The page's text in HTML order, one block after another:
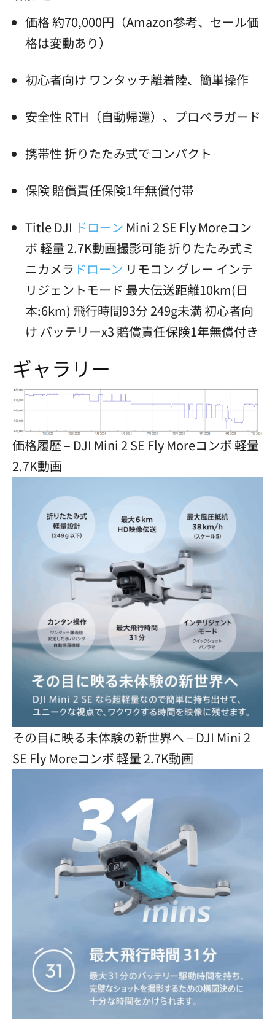
価格 約70,000円（Amazon参考、セール価
格は変動あり）
初心者向け ワンタッチ離着陸、簡単操作
安全性 RTH（自動帰還）、プロペラガード
携帯性 折りたたみ式でコンパクト
保険 賠償責任保険1年無償付帯
Title DJI ドローン Mini 2 SE Fly Moreコン
ボ 軽量 2.7K動画撮影可能 折りたたみ式ミ
ニカメラ ドローン リモコン グレー インテ
リジェントモード 最大伝送距離10km(日
本:6km) 飛行時間93分 249g未満 初心者向
け バッテリーx3 賠償責任保険1年無償付き
ギャラリー
価格履歴 – DJI Mini 2 SE Fly Moreコンボ 軽量
2.7K動画
その目に映る未体験の新世界へ – DJI Mini 2
SE Fly Moreコンボ 軽量 2.7K動画